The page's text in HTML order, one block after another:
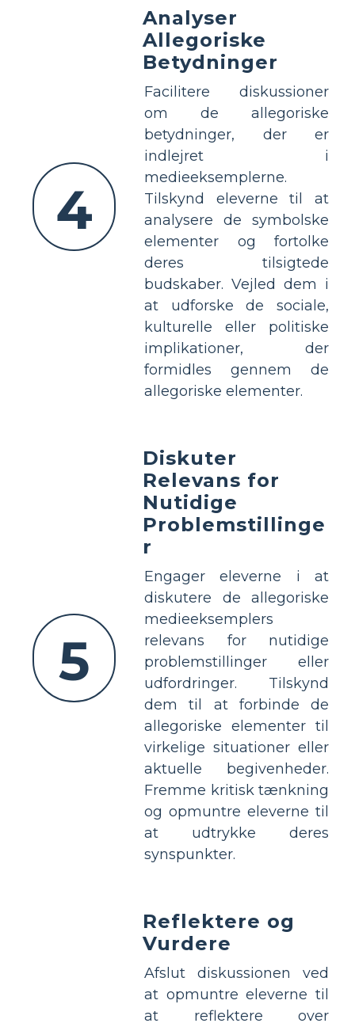
4
Analyser
Allegoriske
Betydninger
Facilitere diskussioner
om de allegoriske
betydninger, der er
indlejret i
medieeksemplerne.
Tilskynd eleverne til at
analysere de symbolske
elementer og fortolke
deres tilsigtede
budskaber. Vejled dem i
at udforske de sociale,
kulturelle eller politiske
implikationer, der
formidles gennem de
allegoriske elementer.
5
Diskuter
Relevans for
Nutidige
Problemstillinge
r
Engager eleverne i at
diskutere de allegoriske
medieeksemplers
relevans for nutidige
problemstillinger eller
udfordringer. Tilskynd
dem til at forbinde de
allegoriske elementer til
virkelige situationer eller
aktuelle begivenheder.
Fremme kritisk tænkning
og opmuntre eleverne til
at udtrykke deres
synspunkter.
Reflektere og
Vurdere
Afslut diskussionen ved
at opmuntre eleverne til
at reflektere over